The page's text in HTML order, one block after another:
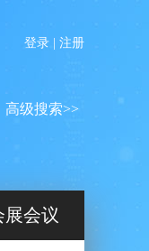
登录 注册
高级搜索>>
展会议